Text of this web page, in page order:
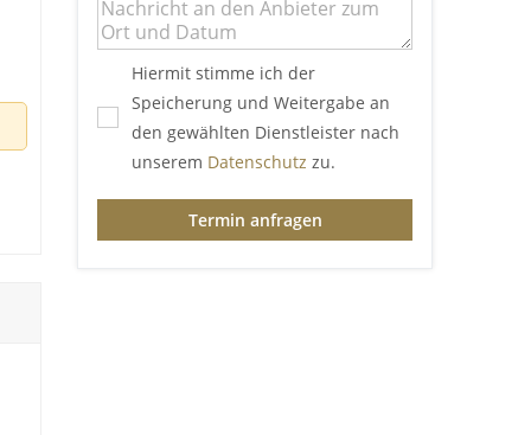
Hiermit stimme ich der
Speicherung und Weitergabe an
den gewählten Dienstleister nach
unserem Datenschutz zu.
Termin anfragen